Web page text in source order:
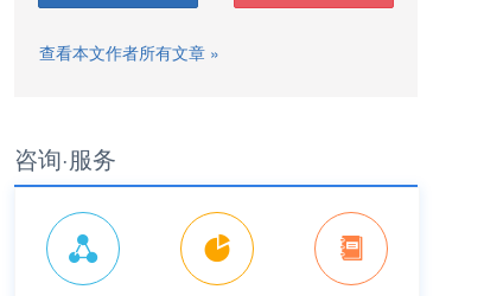
查看本文作者所有文章 »
咨询·服务